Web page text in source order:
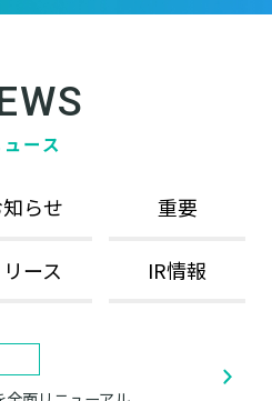
ース
らせ 重要
リース IR情報